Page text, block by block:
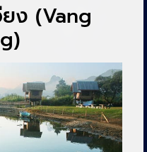
ยง (Vang